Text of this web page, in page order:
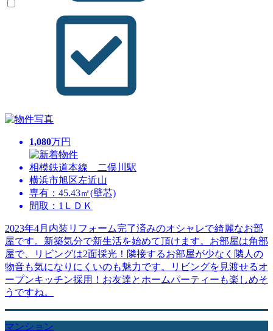
1,080万円
相模鉄道本線 二俣川駅
横浜市旭区左近山
専有：45.43㎡(壁芯)
間取：1ＬＤＫ
2023年4月内装リフォーム完了済みのオシャレで綺麗なお部
屋です。新築気分で新生活を始めて頂けます。お部屋は角部
屋で、リビングは2面採光！隣接するお部屋が少なく隣人の
物音も気になりにくいのも魅力です。リビングを見渡せるオ
ープンキッチン採用！お友達とホームパーティーも楽しめそ
うですね。
マンション